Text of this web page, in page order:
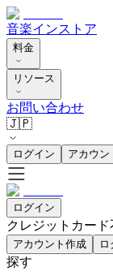
音楽インストア
料金
リソース
お問い合わせ
🇯🇵
ログイン アカウン
ログイン
クレジットカード
アカウント作成 ロ
探す